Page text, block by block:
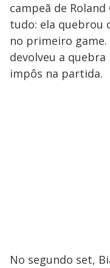
campeã de
tudo: ela quebrou
no primeiro
devolveu a
impôs na partida.
No segundo set,